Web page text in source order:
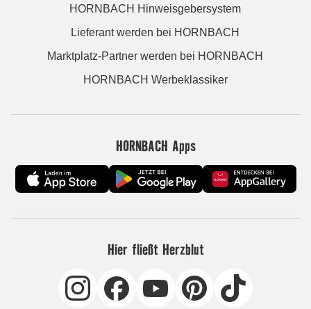
HORNBACH Hinweisgebersystem
Lieferant werden bei HORNBACH
Marktplatz-Partner werden bei HORNBACH
HORNBACH Werbeklassiker
HORNBACH Apps
Hier fließt Herzblut